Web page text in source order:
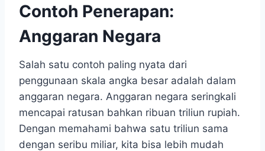
Contoh Penerapan:
Anggaran Negara
Salah satu contoh paling nyata dari
penggunaan skala angka besar adalah dalam
anggaran negara. Anggaran negara seringkali
mencapai ratusan bahkan ribuan triliun rupiah.
Dengan memahami bahwa satu triliun sama
dengan seribu miliar, kita bisa lebih mudah